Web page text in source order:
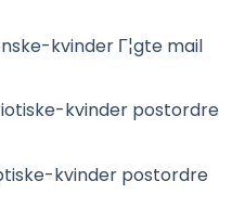
kvinder Г¦gte mail
kvinder postordre
kvinder postordre